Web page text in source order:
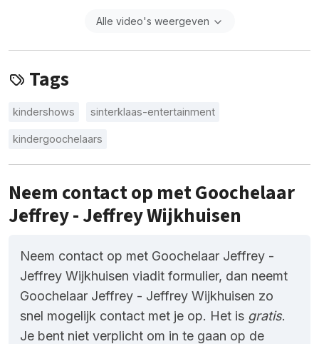
Alle video's weergeven
Tags
kindershows sinterklaas-entertainment
kindergoochelaars
Neem contact op met Goochelaar
Jeffrey - Jeffrey Wijkhuisen
Neem contact op met Goochelaar Jeffrey -
Jeffrey Wijkhuisen viadit formulier, dan neemt
Goochelaar Jeffrey - Jeffrey Wijkhuisen zo
snel mogelijk contact met je op. Het is gratis.
Je bent niet verplicht om in te gaan op de